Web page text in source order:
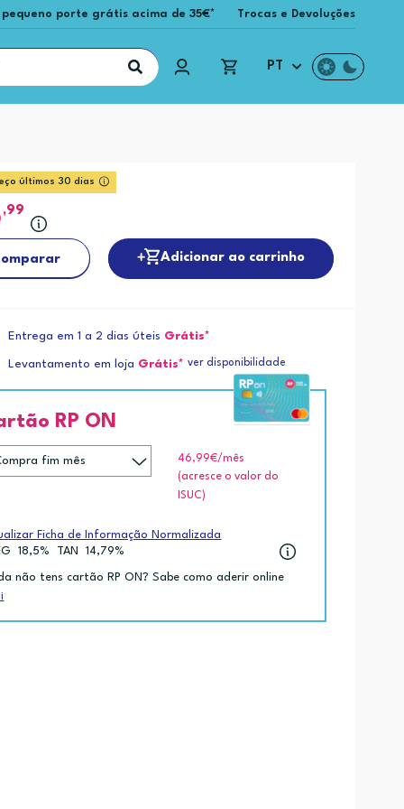
porte grátis acima de 35€* Trocas e Devoluções
PT
últimos 30 dias
,99
Adicionar ao carrinho
Entrega em 1 a 2 dias úteis Grátis*
Levantamento em loja Grátis* ver disponibilidade
RP ON
46,99€/mês
(acresce o valor do
ISUC)
Ficha de Informação Normalizada
18,5% TAN 14,79%
não tens cartão RP ON? Sabe como aderir online